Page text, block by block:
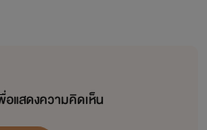
อแสดงความคิดเห็น